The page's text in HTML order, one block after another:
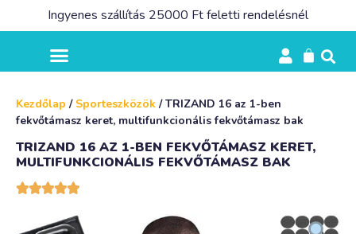
Ingyenes szállítás 25000 Ft feletti rendelésnél
Kezdőlap / Sporteszközök / TRIZAND 16 az 1-ben
fekvőtámasz keret, multifunkcionális fekvőtámasz bak
TRIZAND 16 AZ 1-BEN FEKVŐTÁMASZ KERET,
MULTIFUNKCIONÁLIS FEKVŐTÁMASZ BAK
